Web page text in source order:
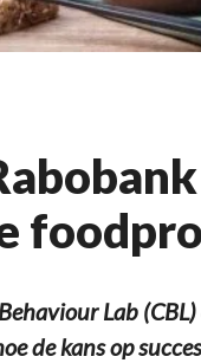
Lab
de kans op